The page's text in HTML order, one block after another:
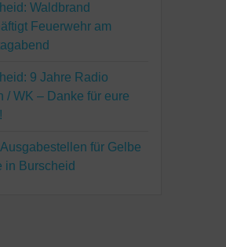
Waldbrand
Feuerwehr am
9 Jahre Radio
/ WK – Danke für eure
für Gelbe
in Burscheid